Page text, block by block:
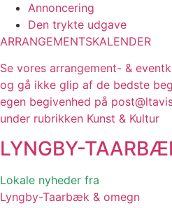
Annoncering
Den trykte udgave
ARRANGEMENTSKALENDER
Se vores arrangement- &
og gå ikke glip af de bedste
egen begivenhed på
under rubrikken Kunst & Kultur
LYNGBY-
Lokale nyheder fra
Lyngby-Taarbæk & omegn